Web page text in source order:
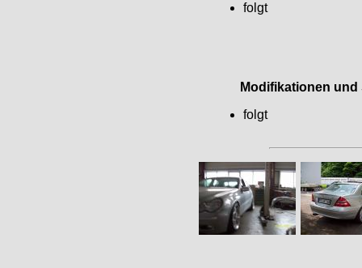
folgt
Modifikationen und
folgt